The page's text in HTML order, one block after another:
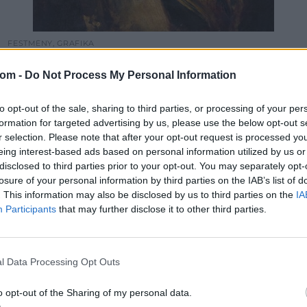
- Do Not Process My Personal Information
opt-out of the sale, sharing to third parties, or processing of your
for targeted advertising by us, please use the below opt-out
selection. Please note that after your opt-out request is processed
interest-based ads based on personal information utilized by us
to third parties prior to your opt-out. You may separately
of your personal information by third parties on the IAB’s list of
This information may also be disclosed by us to third parties on the
Participants that may further disclose it to other third parties.
Data Processing Opt Outs
opt-out of the Sharing of my personal data.
FESTMÉNY, GRAFIKA
Norbert Gœneutte: Fehér főkötős lány, 1881
46x38,5;olaj, vászon;Jelezve jobbra fent: Norbert Goeneutte
Trefort 1881
Kikiáltási ár:350 000Ft
Aukció:64. Őszi képaukció
Aukció időpontja: 2020-09-18 18:00
MEGTEKINTEM